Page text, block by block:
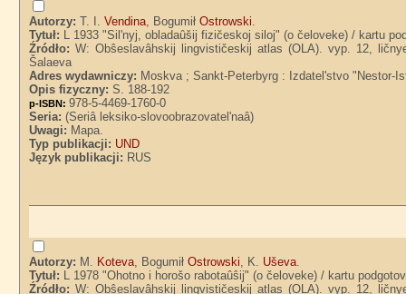
Autorzy:T. I.Vendina, BogumiłOstrowski.
Tytuł: L 1933 "Sil'nyj, obladaûšij fizičeskoj siloj" (o čeloveke) / kartu
Źródło:W: Obŝeslavâhskij lingvističeskij atlas (OLA). vyp. 12,
Šalaeva
Adres wydawniczy: Moskva ; Sankt-Peterbyrg : Izdatel'stvo "Nestor-
Opis fizyczny:S. 188-192
p-ISBN:978-5-4469-1760-0
Seria:(Seriâ leksiko-slovoobrazovatel'naâ)
Uwagi: Mapa.
Typ publikacji: UND
Język publikacji: RUS
Autorzy: M. Koteva, BogumiłOstrowski, K. Uševa.
Tytuł: L 1978 "Ohotno i horošo rabotaûŝij" (o čeloveke) / kartu
Źródło:W: Obŝeslavâhskij lingvističeskij atlas (OLA). vyp. 12,